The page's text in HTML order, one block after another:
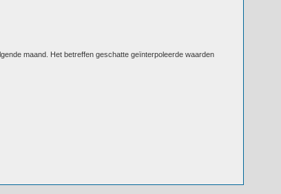
maand. Het betreffen geschatte geïnterpoleerde waarden